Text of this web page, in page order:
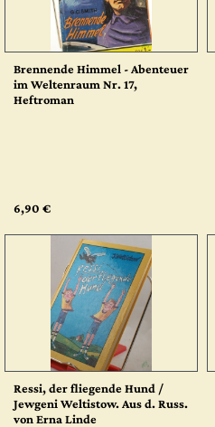
Brennende Himmel - Abenteuer
im Weltenraum Nr. 17,
Heftroman
6,90 €
Ressi, der fliegende Hund /
Jewgeni Weltistow. Aus d. Russ.
von Erna Linde